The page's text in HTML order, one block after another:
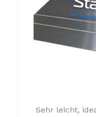
Sehr leicht,